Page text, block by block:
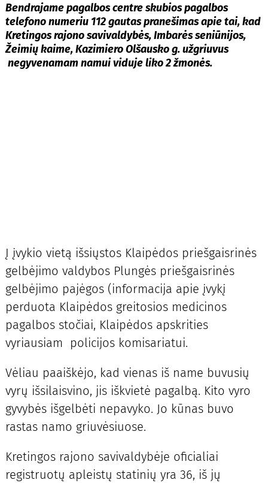
Bendrajame pagalbos centre skubios pagalbos
telefono numeriu 112 gautas pranešimas apie tai, kad
Kretingos rajono savivaldybės, Imbarės seniūnijos,
Žeimių kaime, Kazimiero Olšausko g. užgriuvus
negyvenamam namui viduje liko 2 žmonės.
Į įvykio vietą išsiųstos Klaipėdos priešgaisrinės
gelbėjimo valdybos Plungės priešgaisrinės
gelbėjimo pajėgos (informacija apie įvykį
perduota Klaipėdos greitosios medicinos
pagalbos stočiai, Klaipėdos apskrities
vyriausiam policijos komisariatui.
Vėliau paaiškėjo, kad vienas iš name buvusių
vyrų išsilaisvino, jis iškvietė pagalbą. Kito vyro
gyvybės išgelbėti nepavyko. Jo kūnas buvo
rastas namo griuvėsiuose.
Kretingos rajono savivaldybėje oficialiai
registruotų apleistų statinių yra 36, iš jų